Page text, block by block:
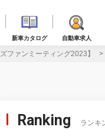
新車カタログ 自動車求人
ファンミーティング2023】
Ranking ランキ